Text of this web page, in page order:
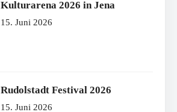
Kulturarena 2026 in Jena
15. Juni 2026
Rudolstadt Festival 2026
15. Juni 2026